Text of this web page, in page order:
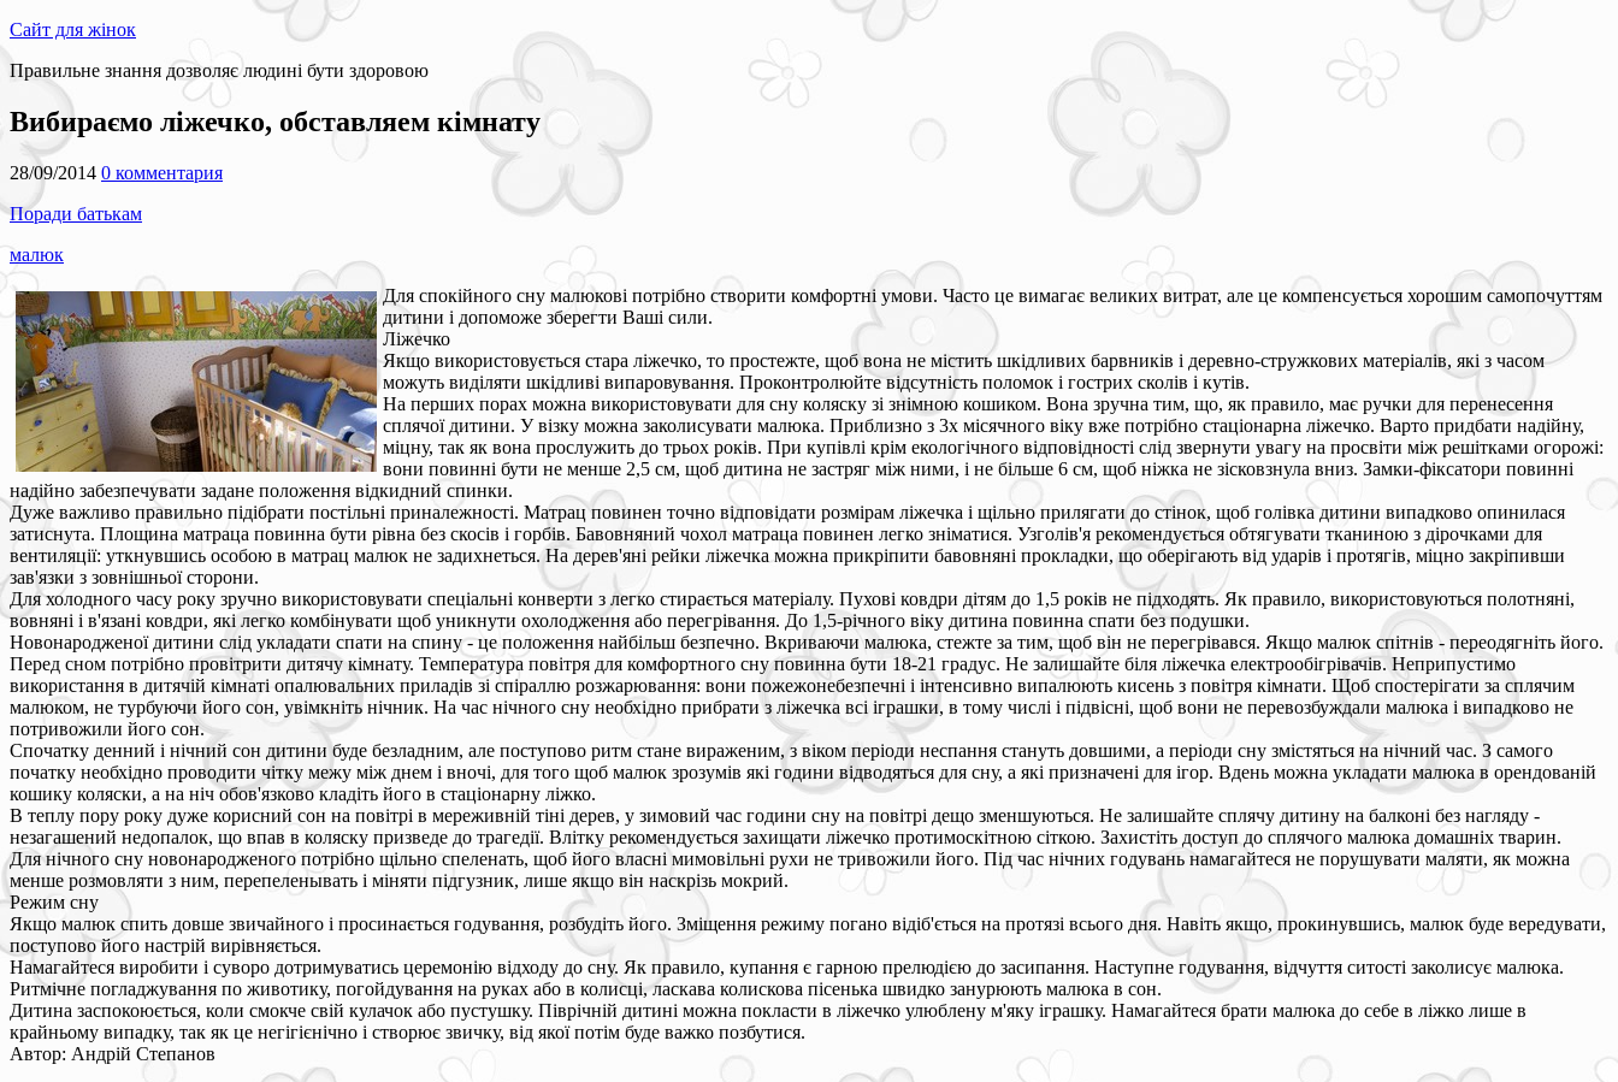
Сайт для жінок
Правильне знання дозволяє людині бути здоровою
Вибираємо ліжечко, обставляем кімнату
28/09/2014 0 комментария
Поради батькам
малюк
Для спокійного сну малюкові потрібно створити комфортні умови. Часто це вимагає великих витрат, але це компенсується хорошим самопочуттям
дитини і допоможе зберегти Ваші сили.
Ліжечко
Якщо використовується стара ліжечко, то простежте, щоб вона не містить шкідливих барвників і деревно-стружкових матеріалів, які з часом
можуть виділяти шкідливі випаровування. Проконтролюйте відсутність поломок і гострих сколів і кутів.
На перших порах можна використовувати для сну коляску зі знімною кошиком. Вона зручна тим, що, як правило, має ручки для перенесення
сплячої дитини. У візку можна заколисувати малюка. Приблизно з 3х місячного віку вже потрібно стаціонарна ліжечко. Варто придбати надійну,
міцну, так як вона прослужить до трьох років. При купівлі крім екологічного відповідності слід звернути увагу на просвіти між решітками огорожі:
вони повинні бути не менше 2,5 см, щоб дитина не застряг між ними, і не більше 6 см, щоб ніжка не зісковзнула вниз. Замки-фіксатори повинні
надійно забезпечувати задане положення відкидний спинки.
Дуже важливо правильно підібрати постільні приналежності. Матрац повинен точно відповідати розмірам ліжечка і щільно прилягати до стінок, щоб голівка дитини випадково опинилася
затиснута. Площина матраца повинна бути рівна без скосів і горбів. Бавовняний чохол матраца повинен легко зніматися. Узголів'я рекомендується обтягувати тканиною з дірочками для
вентиляції: уткнувшись особою в матрац малюк не задихнеться. На дерев'яні рейки ліжечка можна прикріпити бавовняні прокладки, що оберігають від ударів і протягів, міцно закріпивши
зав'язки з зовнішньої сторони.
Для холодного часу року зручно використовувати спеціальні конверти з легко стирається матеріалу. Пухові ковдри дітям до 1,5 років не підходять. Як правило, використовуються полотняні,
вовняні і в'язані ковдри, які легко комбінувати щоб уникнути охолодження або перегрівання. До 1,5-річного віку дитина повинна спати без подушки.
Новонародженої дитини слід укладати спати на спину - це положення найбільш безпечно. Вкриваючи малюка, стежте за тим, щоб він не перегрівався. Якщо малюк спітнів - переодягніть його.
Перед сном потрібно провітрити дитячу кімнату. Температура повітря для комфортного сну повинна бути 18-21 градус. Не залишайте біля ліжечка електрообігрівачів. Неприпустимо
використання в дитячій кімнаті опалювальних приладів зі спіраллю розжарювання: вони пожежонебезпечні і інтенсивно випалюють кисень з повітря кімнати. Щоб спостерігати за сплячим
малюком, не турбуючи його сон, увімкніть нічник. На час нічного сну необхідно прибрати з ліжечка всі іграшки, в тому числі і підвісні, щоб вони не перевозбуждали малюка і випадково не
потривожили його сон.
Спочатку денний і нічний сон дитини буде безладним, але поступово ритм стане вираженим, з віком періоди неспання стануть довшими, а періоди сну змістяться на нічний час. З самого
початку необхідно проводити чітку межу між днем і вночі, для того щоб малюк зрозумів які години відводяться для сну, а які призначені для ігор. Вдень можна укладати малюка в орендованій
кошику коляски, а на ніч обов'язково кладіть його в стаціонарну ліжко.
В теплу пору року дуже корисний сон на повітрі в мереживній тіні дерев, у зимовий час години сну на повітрі дещо зменшуються. Не залишайте сплячу дитину на балконі без нагляду -
незагашений недопалок, що впав в коляску призведе до трагедії. Влітку рекомендується захищати ліжечко протимоскітною сіткою. Захистіть доступ до сплячого малюка домашніх тварин.
Для нічного сну новонародженого потрібно щільно спеленать, щоб його власні мимовільні рухи не тривожили його. Під час нічних годувань намагайтеся не порушувати маляти, як можна
менше розмовляти з ним, перепеленывать і міняти підгузник, лише якщо він наскрізь мокрий.
Режим сну
Якщо малюк спить довше звичайного і просинається годування, розбудіть його. Зміщення режиму погано відіб'ється на протязі всього дня. Навіть якщо, прокинувшись, малюк буде вередувати,
поступово його настрій вирівняється.
Намагайтеся виробити і суворо дотримуватись церемонію відходу до сну. Як правило, купання є гарною прелюдією до засипання. Наступне годування, відчуття ситості заколисує малюка.
Ритмічне погладжування по животику, погойдування на руках або в колисці, ласкава колискова пісенька швидко занурюють малюка в сон.
Дитина заспокоюється, коли смокче свій кулачок або пустушку. Піврічній дитині можна покласти в ліжечко улюблену м'яку іграшку. Намагайтеся брати малюка до себе в ліжко лише в
крайньому випадку, так як це негігієнічно і створює звичку, від якої потім буде важко позбутися.
Автор: Андрій Степанов